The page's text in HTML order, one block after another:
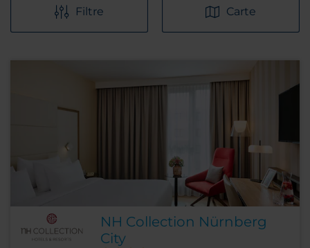
Filtre Carte
NH Collection Nürnberg
City